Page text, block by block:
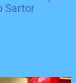
Sartor